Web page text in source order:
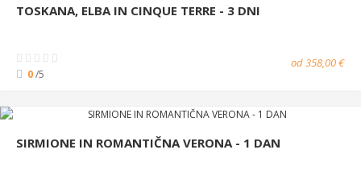
TOSKANA, ELBA IN CINQUE TERRE - 3 DNI
0/5
od 358,00 €
SIRMIONE IN ROMANTIČNA VERONA - 1 DAN